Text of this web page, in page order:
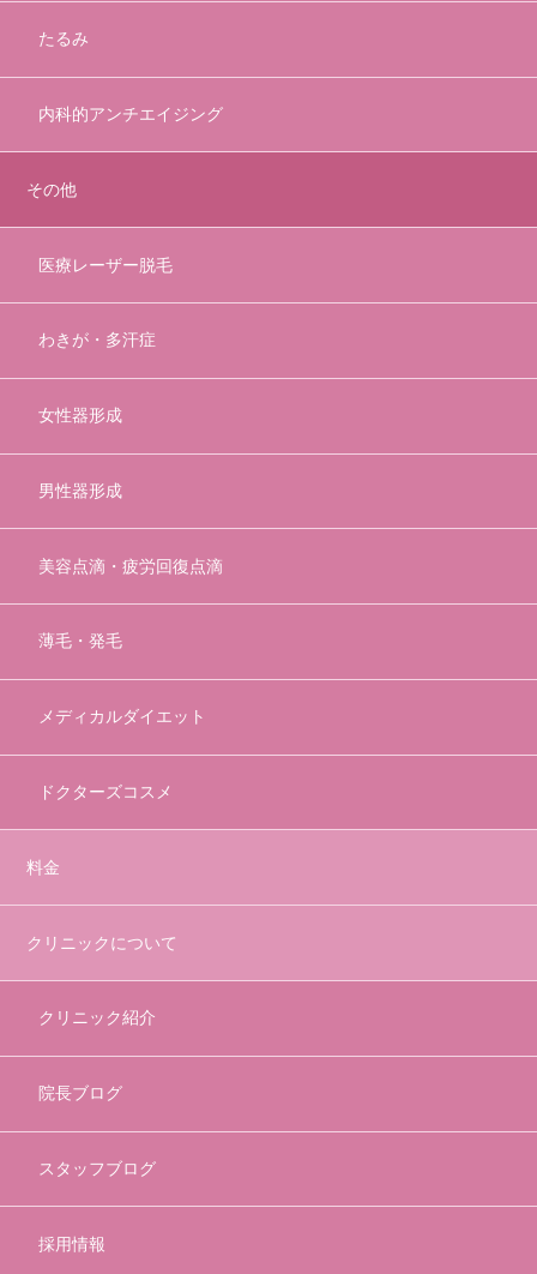
たるみ
内科的アンチエイジング
その他
医療レーザー脱毛
わきが・多汗症
女性器形成
男性器形成
美容点滴・疲労回復点滴
薄毛・発毛
メディカルダイエット
ドクターズコスメ
料金
クリニックについて
クリニック紹介
院長ブログ
スタッフブログ
採用情報